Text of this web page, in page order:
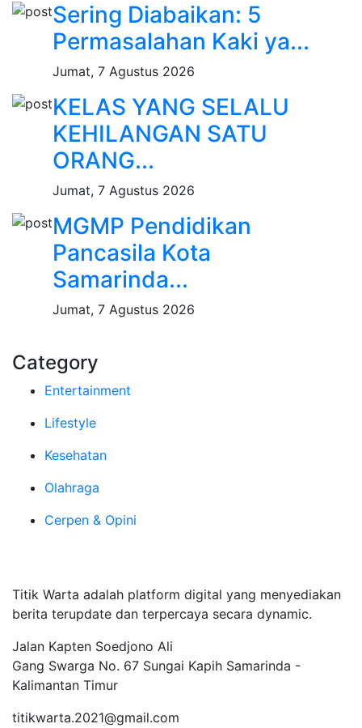
Sering Diabaikan: 5
Permasalahan Kaki ya...
Jumat, 7 Agustus 2026
KELAS YANG SELALU
KEHILANGAN SATU
ORANG...
Jumat, 7 Agustus 2026
MGMP Pendidikan
Pancasila Kota
Samarinda...
Jumat, 7 Agustus 2026
Category
Entertainment
Lifestyle
Kesehatan
Olahraga
Cerpen & Opini
Titik Warta adalah platform digital yang menyediakan
berita terupdate dan terpercaya secara dynamic.
Jalan Kapten Soedjono Ali
Gang Swarga No. 67 Sungai Kapih Samarinda -
Kalimantan Timur
titikwarta.2021@gmail.com